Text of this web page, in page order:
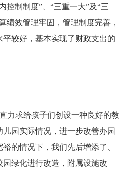
控制制度”、“三重一大”及“三
绩效管理牢固，管理制度完善，
较好，基本实现了财政支出的
力求给孩子们创设一种良好的教
园实际情况，进一步改善办园
的情况下，我们先后增添了、
绿化进行改造，附属设施改